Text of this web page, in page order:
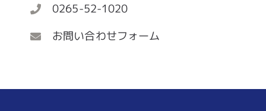
0265-52-1020
お問い合わせフォーム